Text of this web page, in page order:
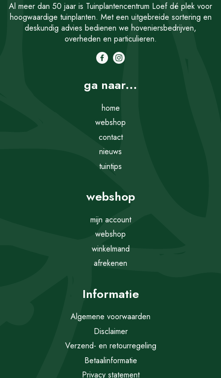
Al meer dan 50 jaar is Tuinplantencentrum Loef dé plek voor
hoogwaardige tuinplanten. Met een uitgebreide sortering en
deskundig advies bedienen we hoveniersbedrijven,
overheden en particulieren.
ga naar...
home
webshop
contact
nieuws
tuintips
webshop
mijn account
webshop
winkelmand
afrekenen
Informatie
Algemene voorwaarden
Disclaimer
Verzend- en retourregeling
Betaalinformatie
Privacy statement